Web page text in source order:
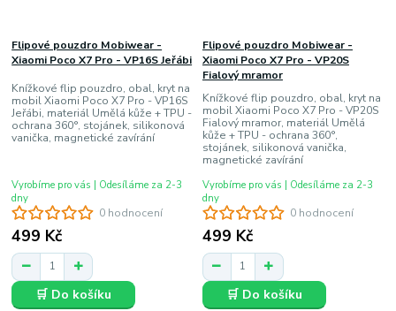
0 hodnocení
Flipové pouzdro Mobiwear -
Xiaomi Poco X7 Pro - VP16S Jeřábi
Knížkové flip pouzdro, obal, kryt na
mobil Xiaomi Poco X7 Pro - VP16S
Jeřábi, materiál Umělá kůže + TPU -
ochrana 360°, stojánek, silikonová
vanička, magnetické zavírání
499 Kč
Vyrobíme pro vás | Odesíláme za 2-3
dny
🛒 Do košíku
0 hodnocení
Flipové pouzdro Mobiwear -
Xiaomi Poco X7 Pro - VP20S
Fialový mramor
Knížkové flip pouzdro, obal, kryt na
mobil Xiaomi Poco X7 Pro - VP20S
Fialový mramor, materiál Umělá
kůže + TPU - ochrana 360°,
stojánek, silikonová vanička,
magnetické zavírání
499 Kč
Vyrobíme pro vás | Odesíláme za 2-3
dny
🛒 Do košíku